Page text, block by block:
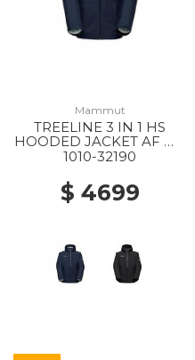
Mammut
TREELINE 3 IN 1 HS
HOODED JACKET AF MS
40294 DARK MARSH-
1010-32190
$ 4699